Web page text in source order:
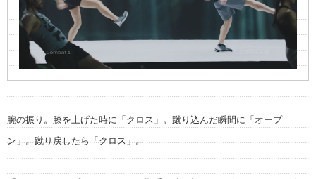
腕の振り。膝を上げた時に「クロス」。蹴り込んだ瞬間に「オープ
ン」。蹴り戻したら「クロス」。